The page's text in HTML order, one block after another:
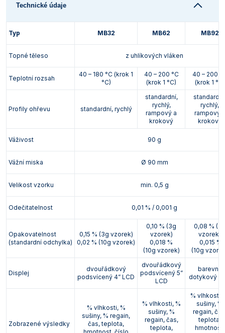
Technické údaje
Typ MB32 MB62 MB92
Topné těleso z uhlíkových vláken
Teplotní rozsah
40 – 180 °C (krok 1
°C)
40 – 200 °C
(krok 1 °C)
40 – 200
(krok 1 °C)
Profily ohřevu standardní, rychlý
standardní,
rychlý,
rampový a
krokový
rychlý,
rampový a
krokový
Váživost 90 g
Vážní miska Ø 90 mm
Velikost vzorku min. 0,5 g
Odečitatelnost 0,01 % / 0,001 g
Opakovatelnost
(standardní odchylka)
0,15 % (3g vzorek)
0,02 % (10g vzorek)
0,10 % (3g
vzorek)
0,018 %
(10g vzorek)
0,08 %
vzorek)
0,015 %
(10g
Displej
dvouřádkový
podsvícený 4” LCD
dvouřádkový
podsvícený 5”
LCD
barevný
dotykový
Zobrazené výsledky
% vlhkosti, %
sušiny, % regain,
čas, teplota,
% vlhkosti, %
sušiny, %
regain, čas,
teplota,
% vlhkosti,
sušiny, %
regain,
teplota,
hmotnost,